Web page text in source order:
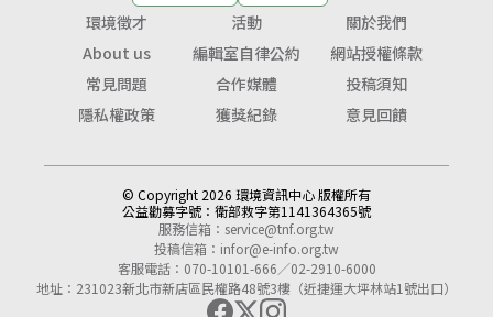
環境徵才
活動
關於我們
About us
編輯室自律公約
網站授權條款
常見問題
合作媒體
投稿須知
隱私權政策
獲獎紀錄 意見回饋
© Copyright 2026 環境資訊中心 版權所有
公益勸募字號： 衛部救字第1141364365號
服務信箱： service@tnf.org.tw
投稿信箱： infor@e-info.org.tw
客服電話：070-10101-666／02-2910-6000
地址：231023新北市新店區民權路48號3樓（近捷運大坪林站1號出口）